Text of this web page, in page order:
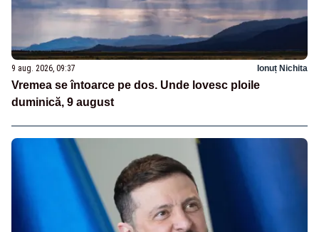
9 aug. 2026, 09:37 Ionuț Nichita
Vremea se întoarce pe dos. Unde lovesc ploile
duminică, 9 august